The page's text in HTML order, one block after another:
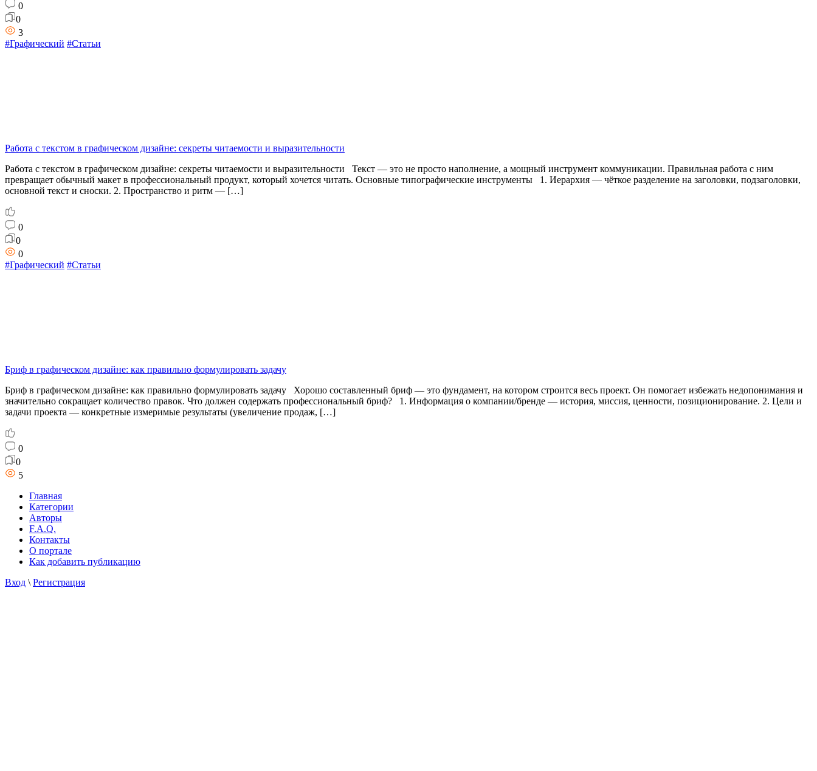
0
0
3
#Графический #Статьи
Работа с текстом в графическом дизайне: секреты читаемости и выразительности
Работа с текстом в графическом дизайне: секреты читаемости и выразительности Текст — это не просто наполнение, а мощный инструмент коммуникации. Правильная работа с ним
превращает обычный макет в профессиональный продукт, который хочется читать. Основные типографические инструменты 1. Иерархия — чёткое разделение на заголовки, подзаголовки,
основной текст и сноски. 2. Пространство и ритм — […]
0
0
0
#Графический #Статьи
Бриф в графическом дизайне: как правильно формулировать задачу
Бриф в графическом дизайне: как правильно формулировать задачу Хорошо составленный бриф — это фундамент, на котором строится весь проект. Он помогает избежать недопонимания и
значительно сокращает количество правок. Что должен содержать профессиональный бриф? 1. Информация о компании/бренде — история, миссия, ценности, позиционирование. 2. Цели и
задачи проекта — конкретные измеримые результаты (увеличение продаж, […]
0
0
5
Главная
Категории
Авторы
F.A.Q.
Контакты
О портале
Как добавить публикацию
Вход \ Регистрация